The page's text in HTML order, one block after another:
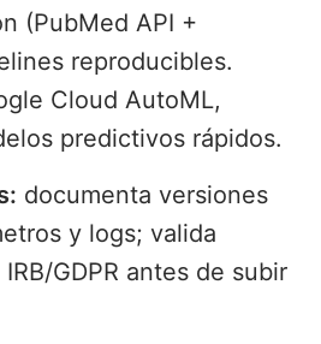
(PubMed API +
reproducibles.
Cloud AutoML,
predictivos rápidos.
documenta versiones
y logs; valida
GDPR antes de subir